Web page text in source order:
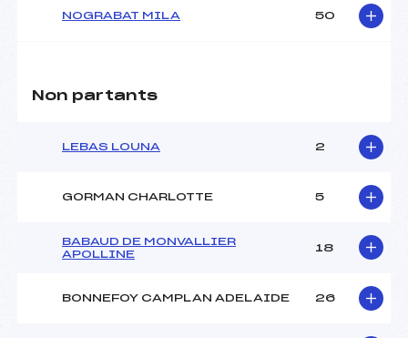
NOGRABAT MILA 50
Non partants
LEBAS LOUNA 2
GORMAN CHARLOTTE 5
BABAUD DE MONVALLIER
APOLLINE
18
BONNEFOY CAMPLAN ADELAIDE 26